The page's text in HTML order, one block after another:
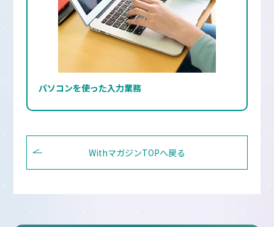
パソコンを使った入力業務
WithマガジンTOPへ戻る